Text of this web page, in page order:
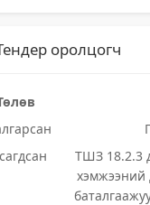
оролцогч
ТШЗ 18.2.3
хэмжээний